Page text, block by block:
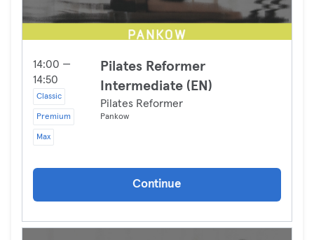
14:00 —
14:50
Classic
Premium
Max
Pilates Reformer
Intermediate (EN)
Pilates Reformer
Pankow
Continue